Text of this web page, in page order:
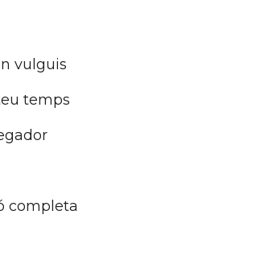
vulguis
temps
completa